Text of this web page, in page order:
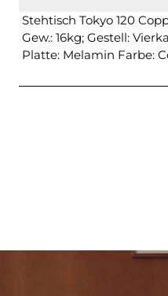
Stehtisch Tokyo 120
Gew.: 16kg; Gestell:
Platte: Melamin Farbe: